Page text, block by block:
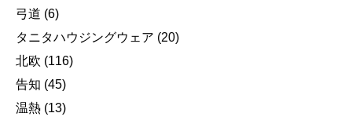
弓道 (6)
タニタハウジングウェア (20)
北欧 (116)
告知 (45)
温熱 (13)